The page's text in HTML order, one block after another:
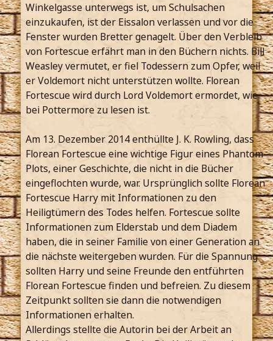
Winkelgasse unterwegs ist, um Schulsachen
einzukaufen, ist der Eissalon verlassen und vor die
Fenster wurden Bretter genagelt. Über den Verbleib
von Fortescue erfährt man in den Büchern nichts. Bill
Weasley vermutet, er fiel Todessern zum Opfer, weil
er Voldemort nicht unterstützen wollte. Florean
Fortescue wird durch Lord Voldemort ermordet, wie
bei Pottermore zu lesen ist.
Am 13. Dezember 2014 enthüllte J. K. Rowling, dass
Florean Fortescue eine wichtige Figur eines Phantom-
Plots, einer Geschichte, die nicht in die Bücher
eingeflochten wurde, war. Ursprünglich sollte Florean
Fortescue Harry mit Informationen zu den
Heiligtümern des Todes helfen. Fortescue sollte
Informationen zum Elderstab und dem Diadem
haben, die in seiner Familie von einer Generation an
die nächste weitergeben wurden. Für die Spannung
sollten Harry und seine Freunde den entführten
Florean Fortescue finden und befreien. Zu diesem
Zeitpunkt sollten sie dann die notwendigen
Informationen erhalten.
Allerdings stellte die Autorin bei der Arbeit an